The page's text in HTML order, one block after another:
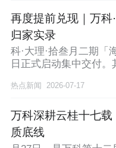
再度提前兑现｜万科
归家实录
科·大理·拾叁月二期「
日正式启动集中交付。
热点新闻 2026-07-17
万科深耕云桂十七
质底线